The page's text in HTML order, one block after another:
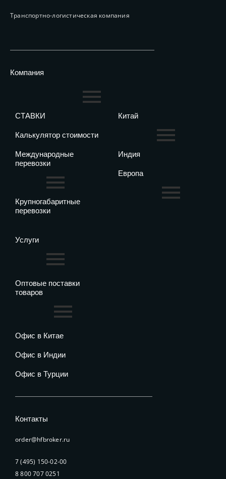
Транспортно-логистическая компания
Компания
СТАВКИ
Калькулятор стоимости
Международные
перевозки
Крупногабаритные
перевозки
Китай
Индия
Европа
Услуги
Оптовые поставки
товаров
Офис в Китае
Офис в Индии
Офис в Турции
Контакты
order@hfbroker.ru
7 (495) 150-02-00
8 800 707 0251